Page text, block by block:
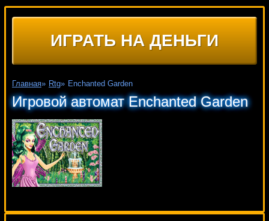
ИГРАТЬ НА ДЕНЬГИ
Главная» Rtg» Enchanted Garden
Игровой автомат Enchanted Garden